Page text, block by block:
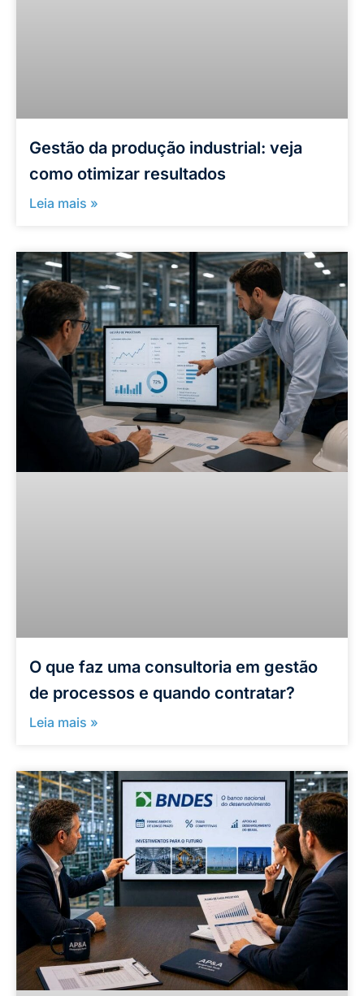
Gestão da produção industrial: veja
como otimizar resultados
Leia mais »
O que faz uma consultoria em gestão
de processos e quando contratar?
Leia mais »